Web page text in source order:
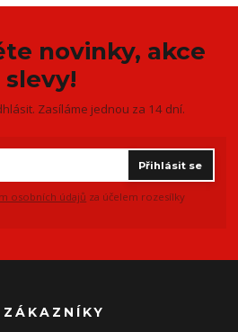
novinky, akce
slevy!
Zasíláme jednou za 14 dní.
Přihlásit se
osobních údajů za účelem rozesílky